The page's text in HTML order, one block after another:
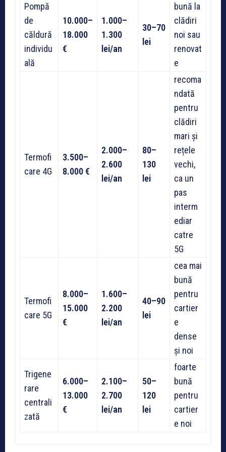
Pompă
de
căldură
individu
ală
10.000–
18.000
€
1.000–
1.300
lei/an
30–70
lei
bună la
clădiri
noi sau
renovat
e
Termofi
care 4G
3.500–
8.000 €
2.000–
2.600
lei/an
80–
130
lei
recoma
ndată
pentru
clădiri
mari și
rețele
vechi,
ca un
pas
interm
ediar
catre
5G
Termofi
care 5G
8.000–
15.000
€
1.600–
2.200
lei/an
40–90
lei
cea mai
bună
pentru
cartier
e
dense
și noi
Trigene
rare
centrali
zată
6.000–
13.000
€
2.100–
2.700
lei/an
50–
120
lei
foarte
bună
pentru
cartier
e noi